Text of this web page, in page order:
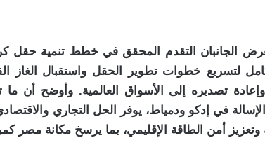
الجانبان التقدم المحقق في خطط تنمية حقل
لتسريع خطوات تطوير الحقل واستقبال الغاز
وإعادة تصديره إلى الأسواق العالمية. وأوضح أن
في إدكو ودمياط، يوفر الحل التجاري
وتعزيز أمن الطاقة الإقليمي، بما يرسخ مكانة مصر